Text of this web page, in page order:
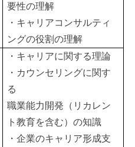
要性の理解
・キャリアコンサルティ
ングの役割の理解
・キャリアに関する理論
・カウンセリングに関す
る
職業能力開発（リカレン
ト教育を含む）の知識
・企業のキャリア形成支